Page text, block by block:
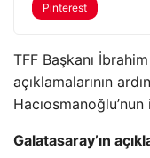
Pinterest
TFF Başkanı
açıklamalarının
Hacıosmanoğlu’nun
Galatasaray’ın